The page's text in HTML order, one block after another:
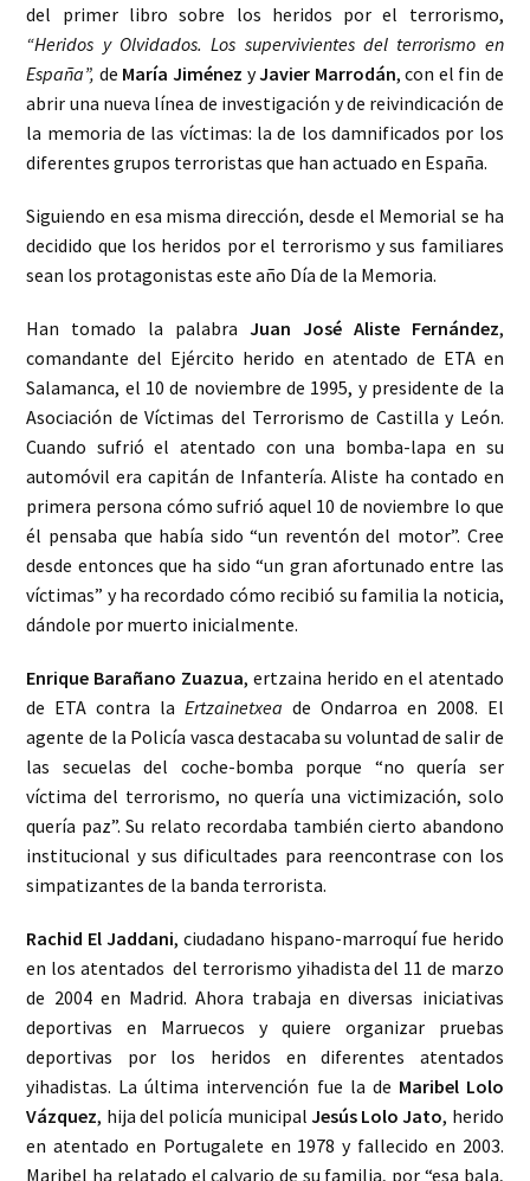
del primer libro sobre los heridos por el terrorismo,
“Heridos y Olvidados. Los supervivientes del terrorismo en
España”, de María Jiménez yJavier Marrodán, con el fin de
abrir una nueva línea de investigación y de reivindicación de
la memoria de las víctimas: la de los damnificados por los
diferentes grupos terroristas que han actuado en España.
Siguiendo en esa misma dirección, desde el Memorial se ha
decidido que los heridos por el terrorismo y sus familiares
sean los protagonistas este año Día de la Memoria.
Han tomado la palabra Juan José Aliste Fernández,
comandante del Ejército herido en atentado de ETA en
Salamanca, el 10 de noviembre de 1995, y presidente de la
Asociación de Víctimas del Terrorismo de Castilla y León.
Cuando sufrió el atentado con una bomba-lapa en su
automóvil era capitán de Infantería. Aliste ha contado en
primera persona cómo sufrió aquel 10 de noviembre lo que
él pensaba que había sido “un reventón del motor”. Cree
desde entonces que ha sido “un gran afortunado entre las
víctimas” y ha recordado cómo recibió su familia la noticia,
dándole por muerto inicialmente.
Enrique Barañano Zuazua, ertzaina herido en el atentado
de ETA contra laErtzainetxea de Ondarroa en 2008. El
agente de la Policía vasca destacaba su voluntad de salir de
las secuelas del coche-bomba porque “no quería ser
víctima del terrorismo, no quería una victimización, solo
quería paz”. Su relato recordaba también cierto abandono
institucional y sus dificultades para reencontrase con los
simpatizantes de la banda terrorista.
Rachid El Jaddani, ciudadano hispano-marroquí fue herido
en los atentados del terrorismo yihadista del 11 de marzo
de 2004 en Madrid. Ahora trabaja en diversas iniciativas
deportivas en Marruecos y quiere organizar pruebas
deportivas por los heridos en diferentes atentados
yihadistas. La última intervención fue la de Maribel Lolo
Vázquez, hija del policía municipal Jesús Lolo Jato, herido
en atentado en Portugalete en 1978 y fallecido en 2003.
Maribel ha relatado el calvario de su familia, por “esa bala,